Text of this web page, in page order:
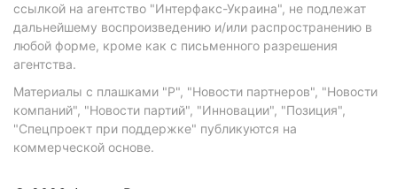
ссылкой на агентство "Интерфакс-Украина", не подлежат
дальнейшему воспроизведению и/или распространению в
любой форме, кроме как с письменного разрешения
агентства.
Материалы с плашками "Р", "Новости партнеров", "Новости
компаний", "Новости партий", "Инновации", "Позиция",
"Спецпроект при поддержке" публикуются на
коммерческой основе.